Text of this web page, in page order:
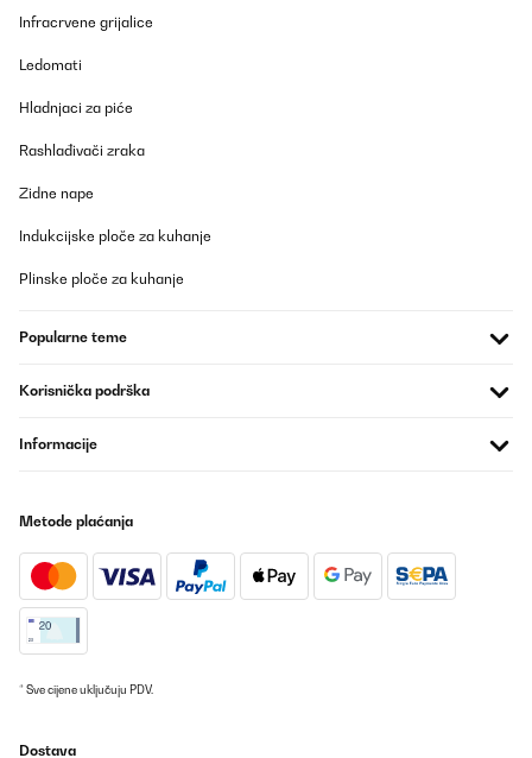
Infracrvene grijalice
Ledomati
Hladnjaci za piće
Rashlađivači zraka
Zidne nape
Indukcijske ploče za kuhanje
Plinske ploče za kuhanje
Popularne teme
Korisnička podrška
Informacije
Metode plaćanja
* Sve cijene uključuju PDV.
Dostava